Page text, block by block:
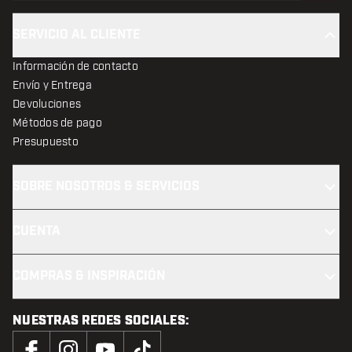
Información de contacto
Envío y Entrega
Devoluciones
Métodos de pago
Presupuesto
NUESTRAS REDES SOCIALES: